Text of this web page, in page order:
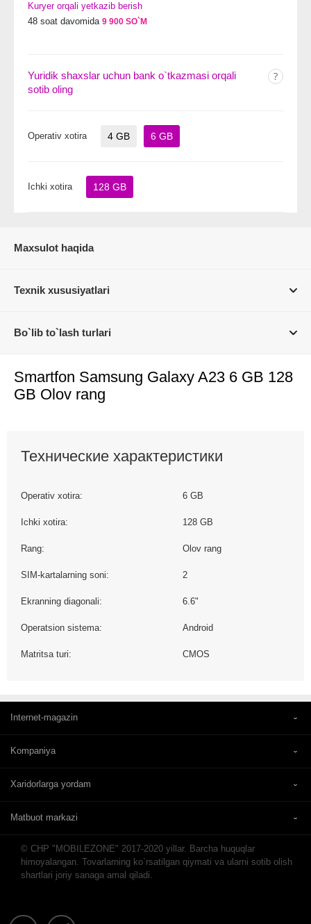
Kuryer orqali yetkazib berish
48 soat davomida 9 900 SO`M
Yuridik shaxslar uchun bank o`tkazmasi orqali
sotib oling
Operativ xotira 4 GB 6 GB
Ichki xotira 128 GB
Maxsulot haqida
Texnik xususiyatlari
Bo`lib to`lash turlari
Smartfon Samsung Galaxy A23 6 GB 128
GB Olov rang
Технические характеристики
Operativ xotira: 6 GB
Ichki xotira: 128 GB
Rang: Olov rang
SIM-kartalarning soni: 2
Ekranning diagonali: 6.6"
Operatsion sistema: Android
Matritsa turi: CMOS
Internet-magazin
Kompaniya
Xaridorlarga yordam
Matbuot markazi
© CHP "MOBILEZONE" 2017-2020 yillar. Barcha huquqlar
himoyalangan. Tovarlarning ko`rsatilgan qiymati va ularni sotib olish
shartlari joriy sanaga amal qiladi.